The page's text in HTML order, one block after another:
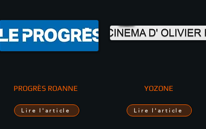
PROGRÈS ROANNE
Lire l'article
YOZONE
Lire l'article